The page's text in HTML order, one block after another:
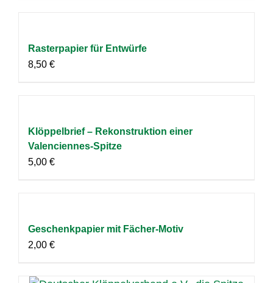
Rasterpapier für Entwürfe
8,50 €
Klöppelbrief – Rekonstruktion einer
Valenciennes-Spitze
5,00 €
Geschenkpapier mit Fächer-Motiv
2,00 €